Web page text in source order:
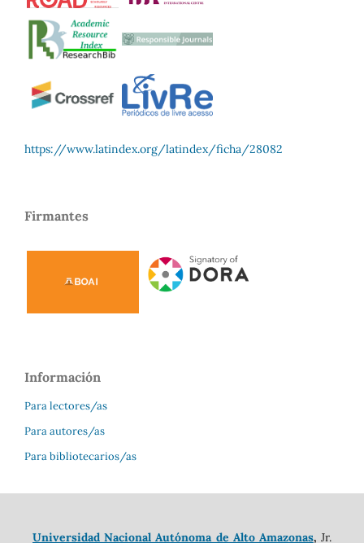
https://www.latindex.org/latindex/ficha/28082
Firmantes
Información
Para lectores/as
Para autores/as
Para bibliotecarios/as
Universidad Nacional Autónoma de Alto Amazonas, Jr.